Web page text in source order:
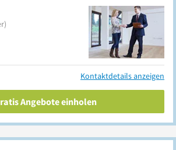
Kontaktdetails anzeigen
Angebote einholen